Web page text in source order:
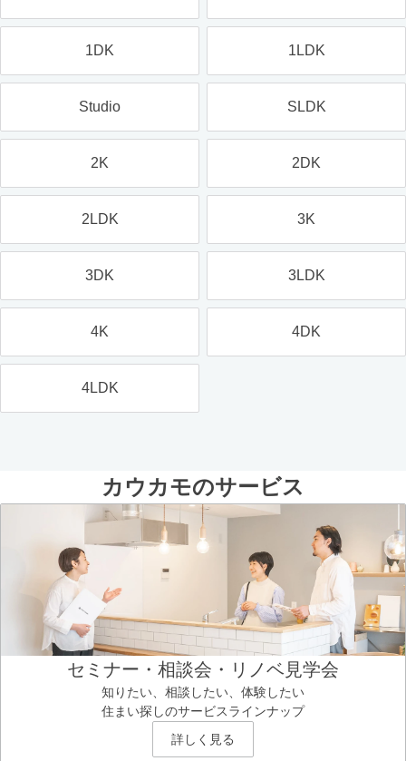
1DK 1LDK
Studio SLDK
2K 2DK
2LDK 3K
3DK 3LDK
4K 4DK
4LDK
カウカモのサービス
セミナー・相談会・リノベ見学会
知りたい、相談したい、体験したい
住まい探しのサービスラインナップ
詳しく見る